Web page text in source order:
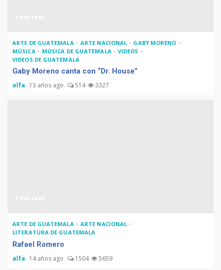
ARTE DE GUATEMALA ARTE NACIONAL
GABY MORENO
MÚSICA
MÚSICA DE GUATEMALA
VIDEOS
VIDEOS DE GUATEMALA
Gaby Moreno canta con “Dr. House”
alfa 13 años ago 514 3327
ARTE DE GUATEMALA
ARTE NACIONAL
LITERATURA DE GUATEMALA
Rafael Romero
alfa 14 años ago 1504 5659
de Guatemala y expresidente